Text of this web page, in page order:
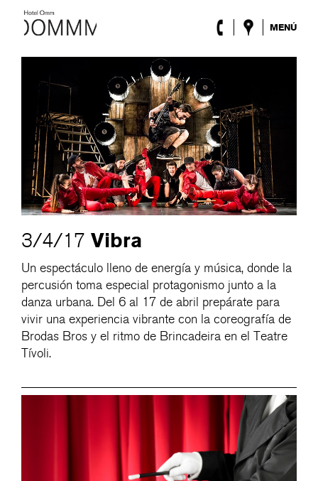
MENÚ
El Hotel
Roca Barcelona
Terraza
Lobby & Club
Eventos
Promociones
Blog
3/4/17 Vibra
Un espectáculo lleno de energía y música, donde la
percusión toma especial protagonismo junto a la
danza urbana. Del 6 al 17 de abril prepárate para
vivir una experiencia vibrante con la coreografía de
Brodas Bros y el ritmo de Brincadeira en el Teatre
Tívoli.